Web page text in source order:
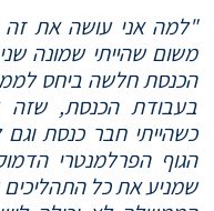
"למה אני עושה את זה
משום שהייתי שמונה
הכנסת חלשה ביחס
בעבודת הכנסת,
כשהייתי חבר כנסת
הגוף הפרלמנטרי
שמניע את כל